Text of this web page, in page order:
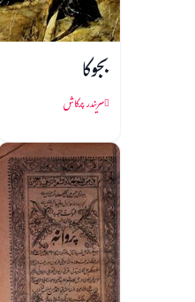
بجوکا
سریندر پرکاش